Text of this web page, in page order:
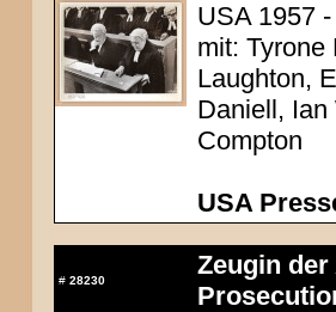
USA 1957
mit: Tyrone
Laughton,
Daniell, Ian
Compton
USA
# 28230
Zeugin